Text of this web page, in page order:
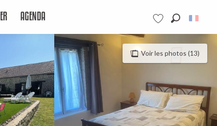
Voir les favoris
AGENDA
Voir les photos (13)